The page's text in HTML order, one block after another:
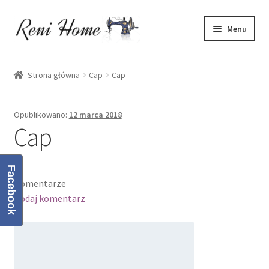
Przejdź
do
Przejdź
do
Menu
Koszyk
Moje konto
O mnie
Oferta
Strona główna Cap Cap
Opublikowano: 12 marca 2018
Cap
Komentarze
Dodaj komentarz
Facebook